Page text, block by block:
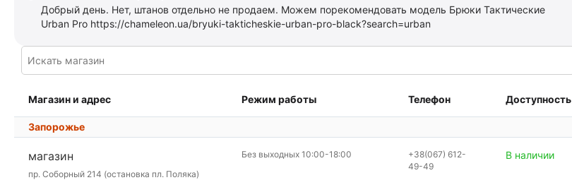
Добрый день. Нет, штанов отдельно не продаем. Можем порекомендовать модель Брюки Тактические
Urban Pro https://chameleon.ua/bryuki-takticheskie-urban-pro-black?search=urban
Магазин и адрес Режим работы Телефон Доступность
Запорожье
магазин
пр. Соборный 214 (остановка пл. Поляка)
Без выходных 10:00-18:00
+38(067) 612-
49-49
В наличии